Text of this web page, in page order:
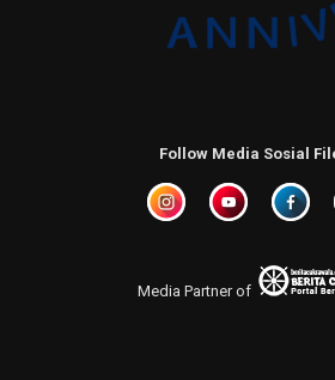
Follow Media Sosial
Media Partner of